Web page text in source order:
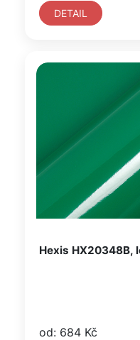
DETAIL
Hexis HX20348B,
od: 684 Kč